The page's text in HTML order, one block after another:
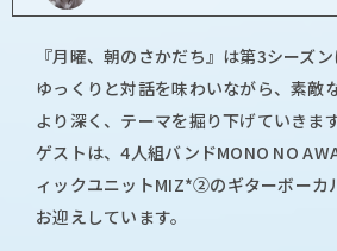
『月曜、朝のさかだち』は第3シーズ
ゆっくりと対話を味わいながら、素敵
より深く、テーマを掘り下げていきま
ゲストは、4人組バンドMONO NO
ィックユニットMIZ*②のギターボーカ
お迎えしています。